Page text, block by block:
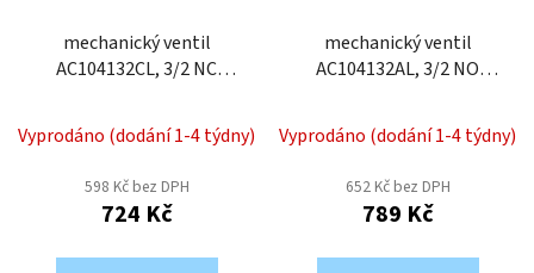
mechanický ventil
AC104132CL, 3/2 NC
Vyprodáno (dodání 1-4 týdny)
598 Kč bez DPH
724 Kč
mechanický ventil
AC104132AL, 3/2 NO
Vyprodáno (dodání 1-4 týdny)
652 Kč bez DPH
789 Kč